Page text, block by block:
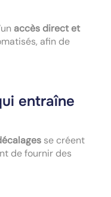
accès direct et
afin de
entraîne
se créent
de fournir des